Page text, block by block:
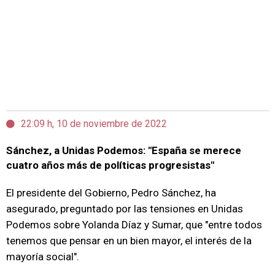
22:09 h, 10 de noviembre de 2022
Sánchez, a Unidas Podemos: "España se merece
cuatro años más de políticas progresistas"
El presidente del Gobierno, Pedro Sánchez, ha
asegurado, preguntado por las tensiones en Unidas
Podemos sobre Yolanda Díaz y Sumar, que "entre todos
tenemos que pensar en un bien mayor, el interés de la
mayoría social".